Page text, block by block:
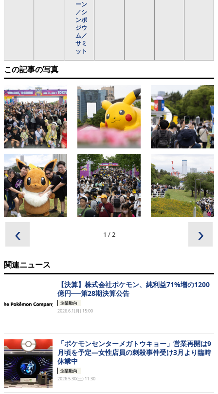
ーン
／シ
ンポ
ジウ
ム／
サミ
ット
この記事の写真
1 /2
‹ ›
関連ニュース
【決算】株式会社ポケモン、純利益71%増の1200
億円──第28期決算公告
企業動向
2026.6.1(月) 15:00
「ポケモンセンターメガトウキョー」営業再開は9
月頃を予定―女性店員の刺殺事件受け3月より臨時
休業中
企業動向
2026.5.30(土) 11:30